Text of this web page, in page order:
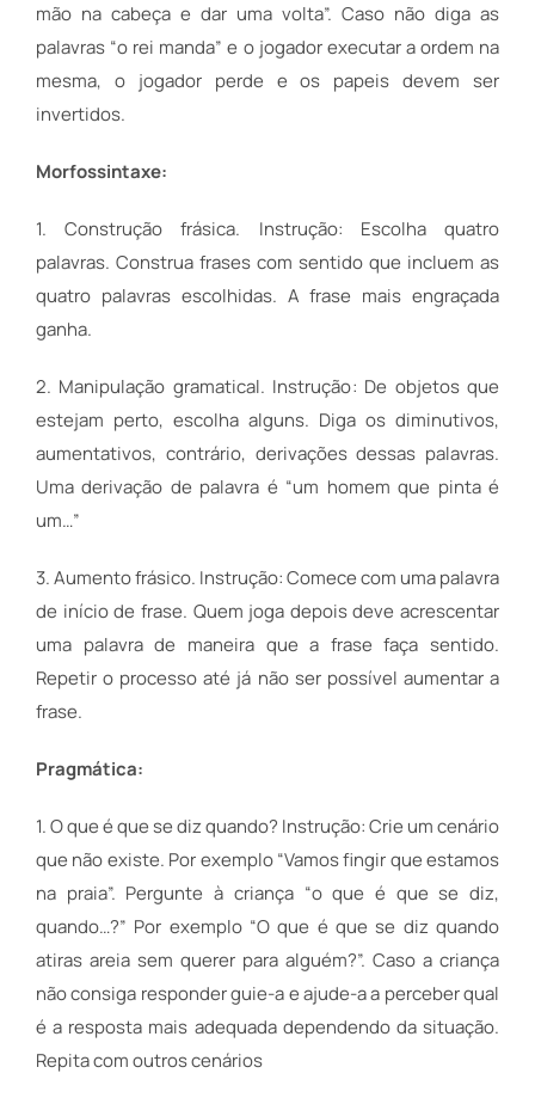
mão na cabeça e dar uma volta”. Caso não diga as
palavras “o rei manda” e o jogador executar a ordem na
mesma, o jogador perde e os papeis devem ser
invertidos.
Morfossintaxe:
1. Construção frásica. Instrução: Escolha quatro
palavras. Construa frases com sentido que incluem as
quatro palavras escolhidas. A frase mais engraçada
ganha.
2. Manipulação gramatical. Instrução: De objetos que
estejam perto, escolha alguns. Diga os diminutivos,
aumentativos, contrário, derivações dessas palavras.
Uma derivação de palavra é “um homem que pinta é
um…”
3. Aumento frásico. Instrução: Comece com uma palavra
de início de frase. Quem joga depois deve acrescentar
uma palavra de maneira que a frase faça sentido.
Repetir o processo até já não ser possível aumentar a
frase.
Pragmática:
1. O que é que se diz quando? Instrução: Crie um cenário
que não existe. Por exemplo “Vamos fingir que estamos
na praia”. Pergunte à criança “o que é que se diz,
quando…?” Por exemplo “O que é que se diz quando
atiras areia sem querer para alguém?”. Caso a criança
não consiga responder guie-a e ajude-a a perceber qual
é a resposta mais adequada dependendo da situação.
Repita com outros cenários